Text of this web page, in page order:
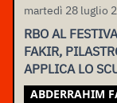
martedì 28 luglio
RBO AL
FAKIR,
APPLICA LO
ASSEMBLEA
ABDERRAHIM